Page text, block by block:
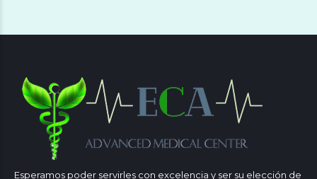
Esperamos poder servirles con excelencia y ser su elección de